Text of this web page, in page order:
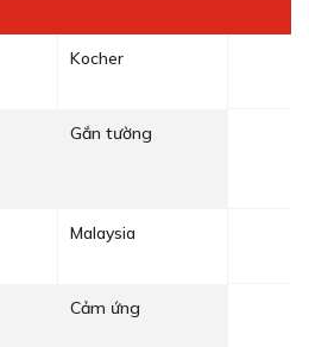
Kocher
Gắn tường
Malaysia
Cảm ứng